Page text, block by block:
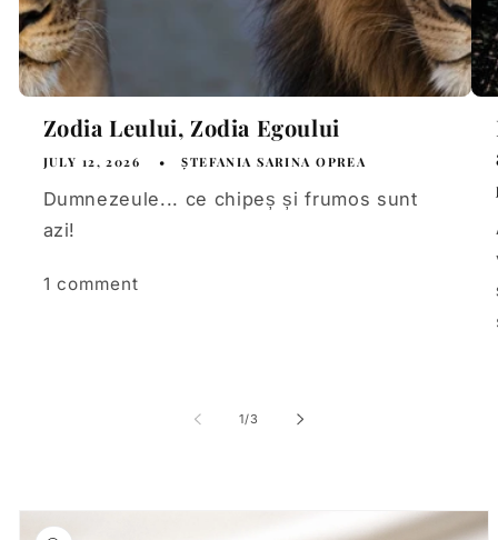
Zodia Leului, Zodia Egoului
JULY 12, 2026 ȘTEFANIA SARINA OPREA
Dumnezeule... ce chipeș și frumos sunt
azi!
1 comment
1/of
3
Skip to
product